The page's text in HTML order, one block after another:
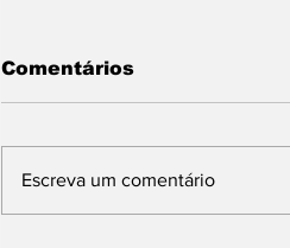
Comentários
Escreva um comentário